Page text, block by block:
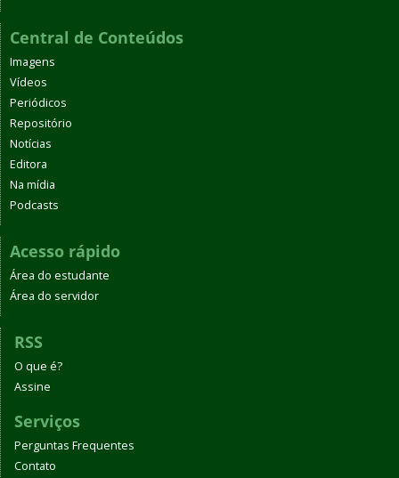
Central de Conteúdos
Imagens
Vídeos
Periódicos
Repositório
Notícias
Editora
Na mídia
Podcasts
Acesso rápido
Área do estudante
Área do servidor
RSS
O que é?
Assine
Serviços
Perguntas Frequentes
Contato